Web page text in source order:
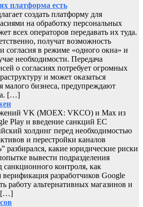
платформа есть
создать платформу для
на обработку персональных
всех операторов передавать их туда.
получат возможность
согласия в режиме «одного окна» и
необходимости. Передача
о согласиях потребует огромных
и может оказаться
малого бизнеса, предупреждают
[…]
VK (MOEX: VKCO) и Max из
Play и введение санкций ЕС
холдинг перед необходимостью
и перестройки каналов
разбирался, какие юридические риски
вывести подразделения
контроля, как
верификация разработчиков Google
работу альтернативных магазинов и
[…]